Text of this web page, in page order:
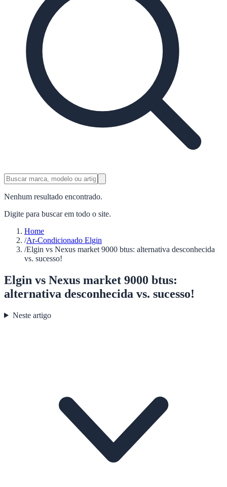
Nenhum resultado encontrado.
Digite para buscar em todo o site.
Home
/Ar-Condicionado Elgin
/Elgin vs Nexus market 9000 btus: alternativa desconhecida
vs. sucesso!
Elgin vs Nexus market 9000 btus:
alternativa desconhecida vs. sucesso!
Neste artigo